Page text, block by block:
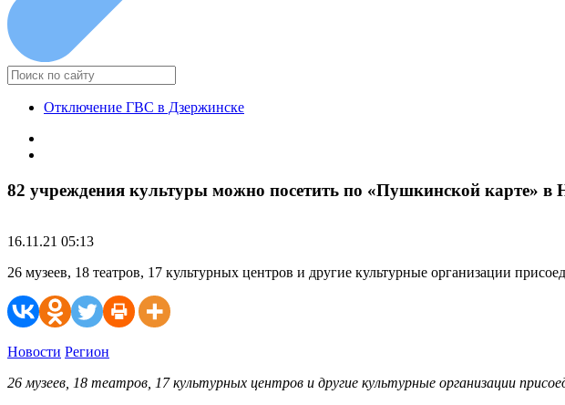
Отключение ГВС в Дзержинске
82 учреждения культуры можно посетить по «Пушкинской карте» в
16.11.21 05:13
26 музеев, 18 театров, 17 культурных центров и другие культурные организации
Новости Регион
26 музеев, 18 театров, 17 культурных центров и другие культурные организации